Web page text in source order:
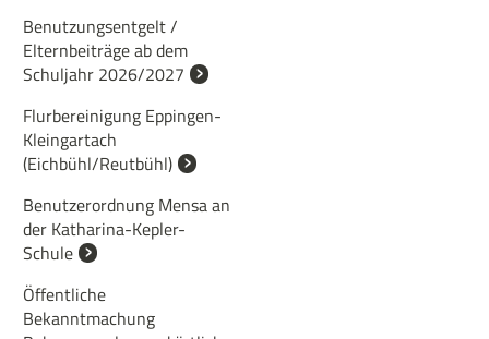
Benutzungsentgelt /
Elternbeiträge ab dem
Schuljahr 2026/2027
Flurbereinigung Eppingen-
Kleingartach
(Eichbühl/Reutbühl)
Benutzerordnung Mensa an
der Katharina-Kepler-
Schule
Öffentliche
Bekanntmachung